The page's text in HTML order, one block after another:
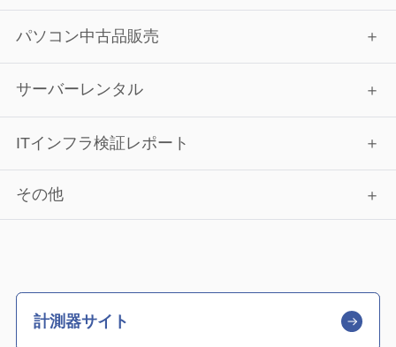
パソコン中古品販売
サーバーレンタル
ITインフラ検証レポート
その他
計測器サイト